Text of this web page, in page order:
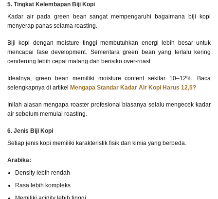
5. Tingkat Kelembapan Biji Kopi
Kadar air pada green bean sangat mempengaruhi bagaimana biji kopi
menyerap panas selama roasting.
Biji kopi dengan moisture tinggi membutuhkan energi lebih besar untuk
mencapai fase development. Sementara green bean yang terlalu kering
cenderung lebih cepat matang dan berisiko over-roast.
Idealnya, green bean memiliki moisture content sekitar 10–12%. Baca
selengkapnya di artikel
Mengapa Standar Kadar Air Kopi Harus 12,5?
Inilah alasan mengapa roaster profesional biasanya selalu mengecek kadar
air sebelum memulai roasting.
6. Jenis Biji Kopi
Setiap jenis kopi memiliki karakteristik fisik dan kimia yang berbeda.
Arabika:
Density lebih rendah
Rasa lebih kompleks